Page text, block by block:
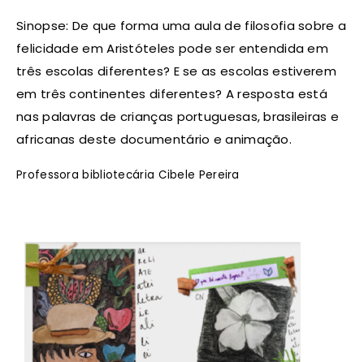
Sinopse: De que forma uma aula de filosofia sobre a
felicidade em Aristóteles pode ser entendida em
três escolas diferentes? E se as escolas estiverem
em três continentes diferentes? A resposta está
nas palavras de crianças portuguesas, brasileiras e
africanas deste documentário e animação.
Professora bibliotecária Cibele Pereira